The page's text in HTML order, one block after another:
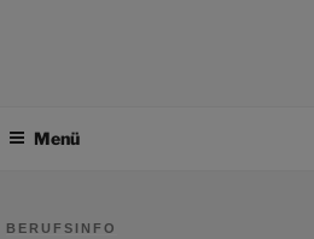
Menü
BERUFSINFO